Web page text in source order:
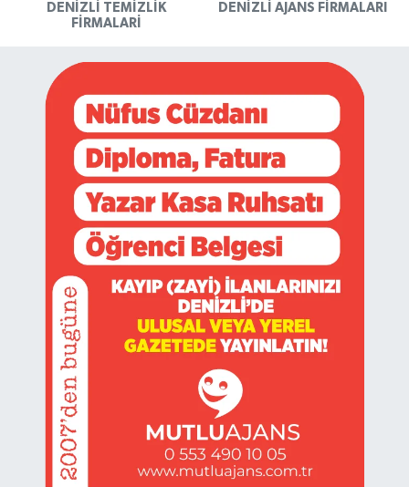
DENIZLI TEMIZLIK
FIRMALARI
DENIZLI AJANS FIRMALARI